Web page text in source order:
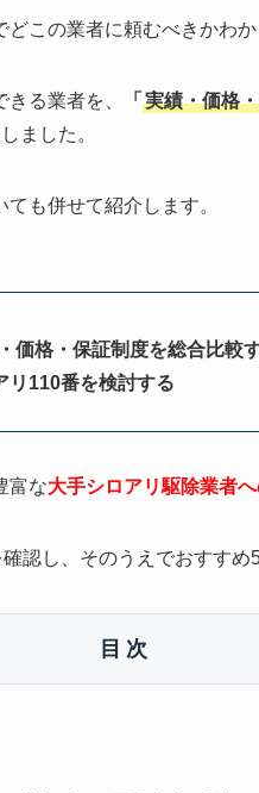
この業者に頼むべきかわか
る業者を、 「 実績・価格
ました。
も併せて紹介します。
価格・保証制度を総合比較
リ110番を検討する
富な大手シロアリ駆除業者
認し、そのうえでおすすめ
目次